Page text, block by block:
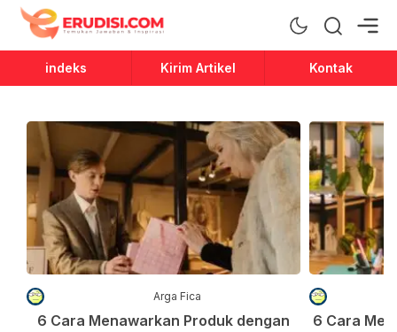
Erudisi
Temukan Jawaban dan Inspirasi
indeks Kirim Artikel Kontak
Arga Fica
6 Cara Menawarkan Produk dengan
6 Cara